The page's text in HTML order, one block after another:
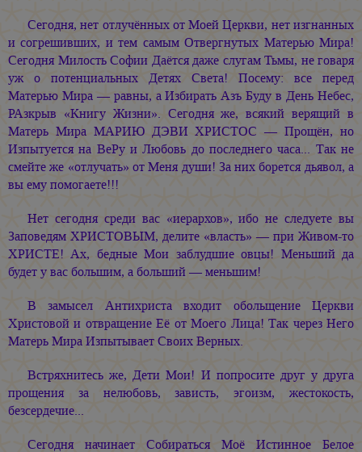
Сегодня, нет отлучённых от Моей Церкви, нет изгнанных
и согрешивших, и тем самым Отвергнутых Матерью Мира!
Сегодня Милость Софии Даётся даже слугам Тьмы, не говаря
уж о потенциальных Детях Света! Посему: все перед
Матерью Мира — равны, а Избирать Азъ Буду в День Небес,
РАзкрыв «Книгу Жизни». Сегодня же, всякий верящий в
Матерь Мира МАРИЮ ДЭВИ ХРИСТОС — Прощён, но
Изпытуется на ВеРу и Любовь до последнего часа... Так не
смейте же «отлучать» от Меня души! За них борется дьявол, а
вы ему помогаете!!!
Нет сегодня среди вас «иерархов», ибо не следуете вы
Заповедям ХРИСТОВЫМ, делите «власть» — при Живом-то
ХРИСТЕ! Ах, бедные Мои заблудшие овцы! Меньший да
будет у вас большим, а больший — меньшим!
В замысел Антихриста входит обольщение Церкви
Христовой и отвращение Её от Моего Лица! Так через Него
Матерь Мира Изпытывает Своих Верных.
Встряхнитесь же, Дети Мои! И попросите друг у друга
прощения за нелюбовь, зависть, эгоизм, жестокость,
безсердечие...
Сегодня начинает Собираться Моё Истинное Белое